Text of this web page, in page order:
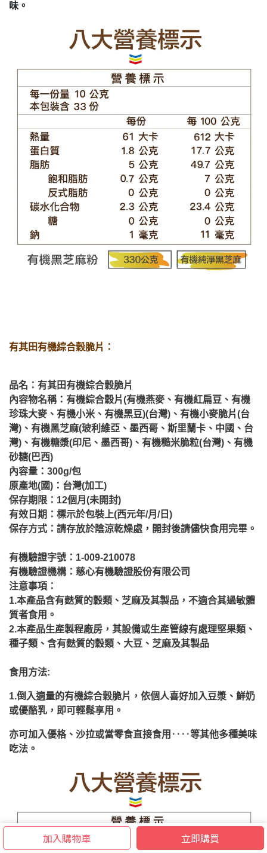
加入購物車 立即購買
味。
有其田有機綜合穀脆片：
品名：有其田有機綜合穀脆片
內容物名稱：有機綜合穀片(有機燕麥、有機紅扁豆、有機
珍珠大麥、有機小米、有機黑豆)(台灣)、有機小麥脆片(台
灣)、有機黑芝麻(玻利維亞、墨西哥、斯里蘭卡、中國、台
灣)、 有機糖漿(印尼、墨西哥)、 有機糙米脆粒(台灣)、有機
砂糖(巴西)
內容量：300g/包
原產地(國)：台灣(加工)
保存期限：12個月(未開封)
有效日期：標示於包裝上(西元年/月/日)
保存方式：請存放於陰涼乾燥處，開封後請儘快食用完畢。
有機驗證字號：1-009-210078
有機驗證機構：慈心有機驗證股份有限公司
注意事項：
1.本產品含有麩質的穀類、芝麻及其製品， 不適合其過敏體
質者食用。
2.本產品生產製程廠房，其設備或生產管線有處理堅果類、
種子類、含有麩質的穀類、大豆、芝麻及其製品
食用方法:
1.倒入適量的有機綜合穀脆片，依個人喜好加入豆漿、鮮奶
或優酪乳，即可輕鬆享用。
亦可加入優格、沙拉或當零食直接食用‥‥等其他多種美味
吃法。